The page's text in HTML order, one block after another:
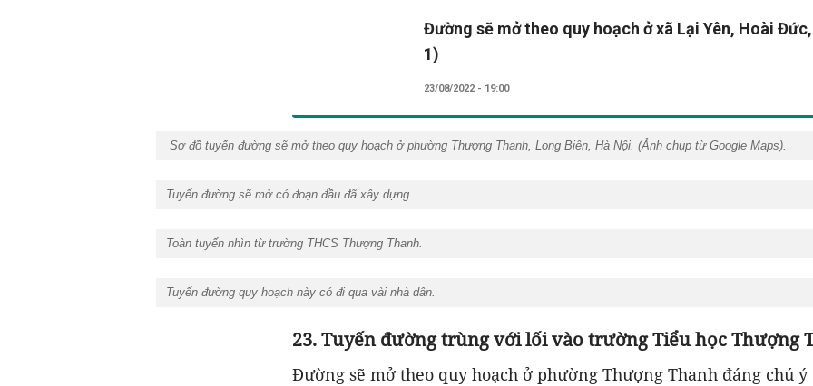
Đường sẽ mở theo quy hoạch ở xã Lại Yên, Hoài
1)
23/08/2022 - 19:00
Sơ đồ tuyến đường sẽ mở theo quy hoạch ở phường Thượng Thanh, Long Biên, Hà Nội. (Ảnh chụp từ Google Maps).
Tuyến đường sẽ mở có đoạn đầu đã xây dựng.
Toàn tuyến nhìn từ trường THCS Thượng Thanh.
Tuyến đường quy hoạch này có đi qua vài nhà dân.
23. Tuyến đường trùng với lối vào trường Tiểu học Thượng
Đường sẽ mở theo quy hoạch ở phường Thượng Thanh đáng chú ý